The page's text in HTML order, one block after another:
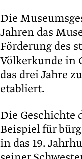
Die
Jahren das
Förderung des
Völkerkunde in
das drei Jahre
etabliert.
Die Geschichte
Beispiel für
in das 19.